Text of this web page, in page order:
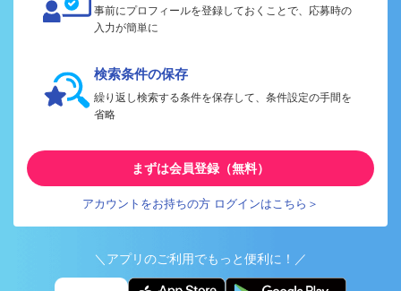
事前にプロフィールを登録しておくことで、応募時の
入力が簡単に
検索条件の保存
繰り返し検索する条件を保存して、条件設定の手間を
省略
まずは会員登録（無料）
アカウントをお持ちの方 ログインはこちら＞
＼アプリのご利用でもっと便利に！／